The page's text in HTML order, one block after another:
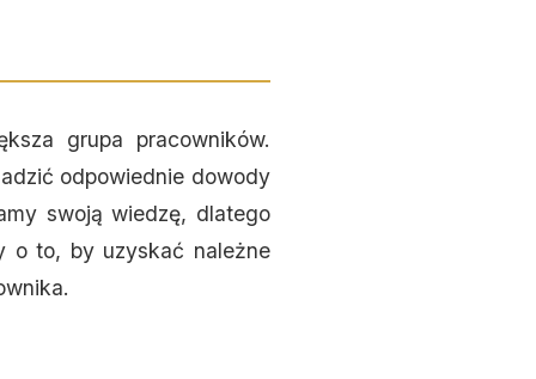
grupa pracowników.
odpowiednie dowody
swoją wiedzę, dlatego
o to, by uzyskać należne